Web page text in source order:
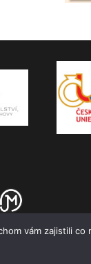
vám zajistili